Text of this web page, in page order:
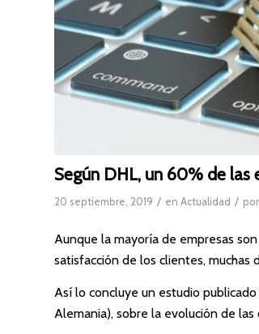
Según DHL, un 60% de
20 septiembre, 2019 / en Actualidad / por
Aunque la mayoría de empresas
satisfacción de los clientes,
Así lo concluye un estudio
Alemania), sobre la evolución de